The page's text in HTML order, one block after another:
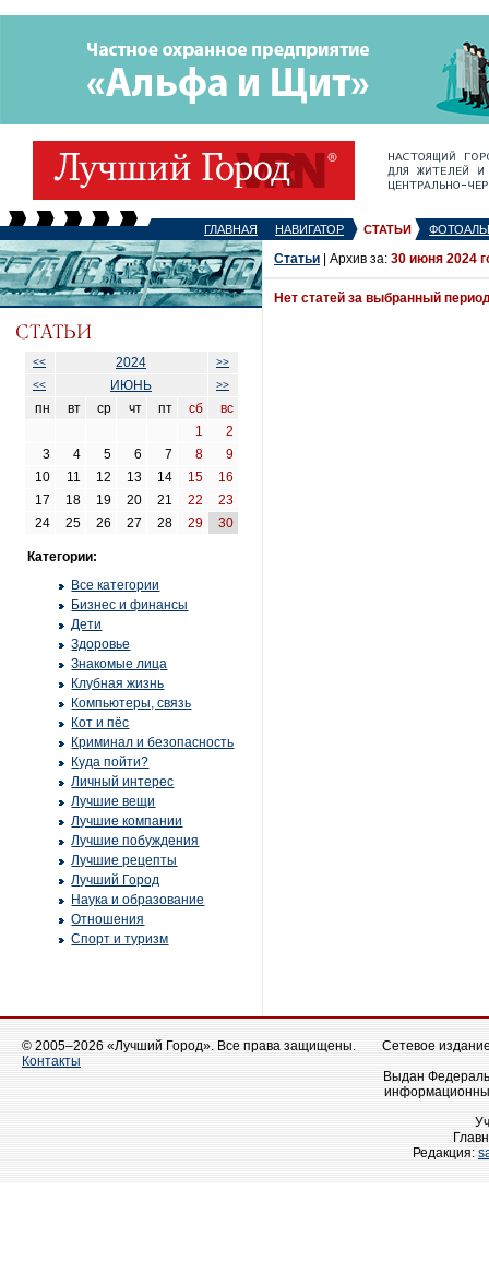
ГЛАВНАЯ НАВИГАТОР СТАТЬИ
<< 2024
>>
<<
ИЮНЬ >>
пн вт ср чт пт сб
вс
1
2
3
4 5 6 7 8
9
10
11 12 13 14 15
16
17
18 19 20 21 22
23
24
25 26 27 28 29 30
Категории:
Все категории
Бизнес и финансы
Дети
Здоровье
Знакомые лица
Клубная жизнь
Компьютеры, связь
Кот и пёс
Криминал и безопасность
Куда пойти?
Личный интерес
Лучшие вещи
Лучшие компании
Лучшие побуждения
Лучшие рецепты
Лучший Город
Наука и образование
Отношения
Спорт и туризм
Статьи | Архив за: 30 июня 2024
Нет статей за выбранный
© 2005–2026 «Лучший Город». Все права защищены.
Контакты
Сетевое
Выдан
Редакция: